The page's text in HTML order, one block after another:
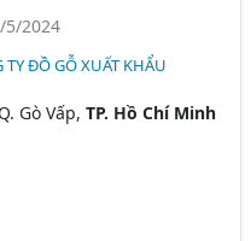
2024
ĐỒ GỖ XUẤT KHẨU
Gò Vấp,TP. Hồ Chí Minh